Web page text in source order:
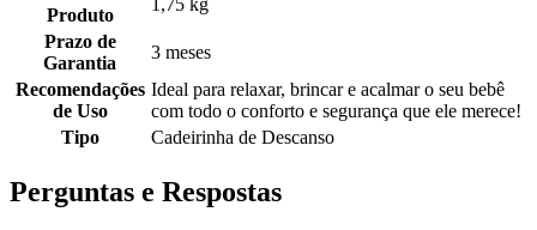
Produto
1,75 kg
Prazo de
Garantia
3 meses
Recomendações
de Uso
Ideal para relaxar, brincar e acalmar o seu bebê
com todo o conforto e segurança que ele merece!
Tipo
Cadeirinha de Descanso
Perguntas e Respostas